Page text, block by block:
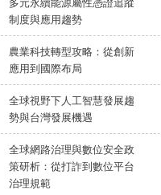
多元永續能源屬性憑證追蹤
制度與應用趨勢
農業科技轉型攻略：從創新
應用到國際布局
全球視野下人工智慧發展趨
勢與台灣發展機遇
全球網路治理與數位安全政
策研析：從打詐到數位平台
治理規範